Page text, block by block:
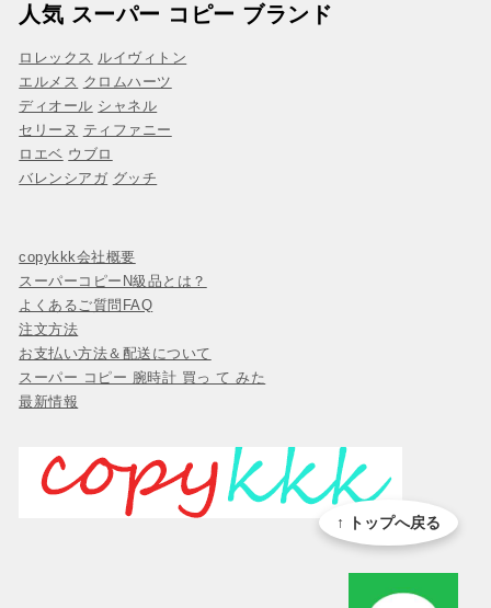
人気 スーパー コピー ブランド
ロレックス ルイヴィトン
エルメス クロムハーツ
ディオール シャネル
セリーヌ ティファニー
ロエベ ウブロ
バレンシアガ グッチ
copykkk会社概要
スーパーコピーN級品とは？
よくあるご質問FAQ
注文方法
お支払い方法＆配送について
スーパー コピー 腕時計 買っ て みた
最新情報
↑ トップへ戻る